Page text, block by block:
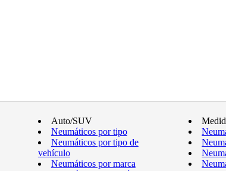
Auto/SUV
Neumáticos por tipo
Neumáticos por tipo de
vehículo
Neumáticos por marca